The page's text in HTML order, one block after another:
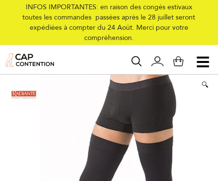
INFOS IMPORTANTES: en raison des congés estivaux
toutes les commandes passées après le 28 juillet seront
expédiées à compter du 24 Août. Merci pour votre
compréhension.
Homme / Compression
contention Coton 93 Homme Classe 3
🔍